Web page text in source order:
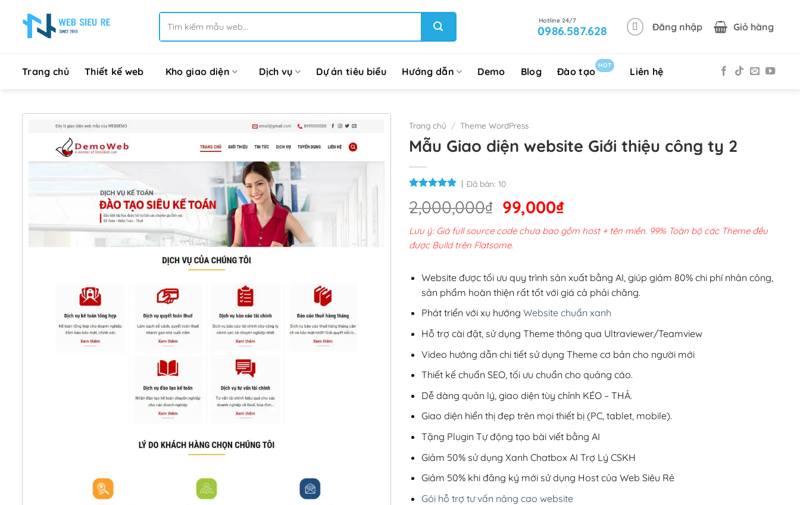
kiếm:
0986.587.628 Đăng nhập Giỏ hàng
Trang chủ Thiết kế web Kho giao diện Dịch vụ Dự án tiêu biểu Hướng dẫn Demo Blog Đào tạo
HOT
Liên hệ
Trang chủ / Theme WordPress
Mẫu Giao diện website Giới thiệu công ty 2
Đã bán: 10
2,000,000₫ Giá
gốc
là:
99,000₫Giá
hiện
tại
99,000₫.
Lưu ý: Giá full source code chưa bao gồm host + tên miền. 99% Toàn bộ các Theme đều
được Build trên Flatsome.
Website được tối ưu quy trình sản xuất bằng AI, giúp giảm 80% chi phí nhân công,
sản phẩm hoàn thiện rất tốt với giá cả phải chăng.
Phát triển với xu hướng Website chuẩn xanh
Hỗ trợ cài đặt, sử dụng Theme thông qua Ultraviewer/Teamview
Video hướng dẫn chi tiết sử dụng Theme cơ bản cho người mới
Thiết kế chuẩn SEO, tối ưu chuẩn cho quảng cáo.
Dễ dàng quản lý, giao diện tùy chỉnh KÉO – THẢ.
Giao diện hiển thị đẹp trên mọi thiết bị (PC, tablet, mobile).
Tặng Plugin Tự động tạo bài viết bằng AI
Giảm 50% sử dụng Xanh Chatbox AI Trợ Lý CSKH
Giảm 50% khi đăng ký mới sử dụng Host của Web Siêu Rẻ
Gói hỗ trợ tư vấn nâng cao website